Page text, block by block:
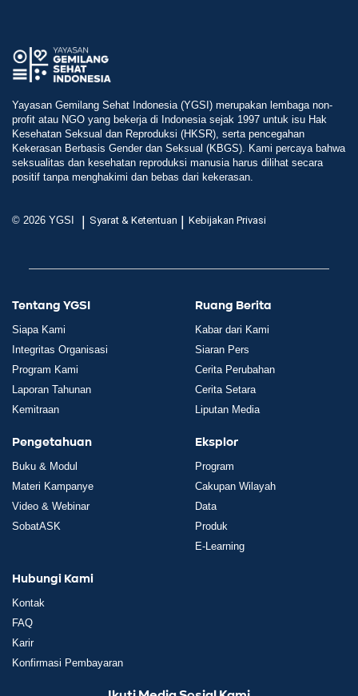
Yayasan Gemilang Sehat Indonesia (YGSI) merupakan lembaga non-
profit atau NGO yang bekerja di Indonesia sejak 1997 untuk isu Hak
Kesehatan Seksual dan Reproduksi (HKSR), serta pencegahan
Kekerasan Berbasis Gender dan Seksual (KBGS). Kami percaya bahwa
seksualitas dan kesehatan reproduksi manusia harus dilihat secara
positif tanpa menghakimi dan bebas dari kekerasan.
© 2026 YGSI | Syarat & Ketentuan | Kebijakan Privasi
Tentang YGSI
Siapa Kami
Integritas Organisasi
Program Kami
Laporan Tahunan
Kemitraan
Ruang Berita
Kabar dari Kami
Siaran Pers
Cerita Perubahan
Cerita Setara
Liputan Media
Pengetahuan
Buku & Modul
Materi Kampanye
Video & Webinar
SobatASK
Eksplor
Program
Cakupan Wilayah
Data
Produk
E-Learning
Hubungi Kami
Kontak
FAQ
Karir
Konfirmasi Pembayaran